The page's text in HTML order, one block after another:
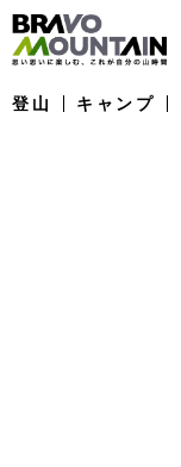
登山 キャンプ